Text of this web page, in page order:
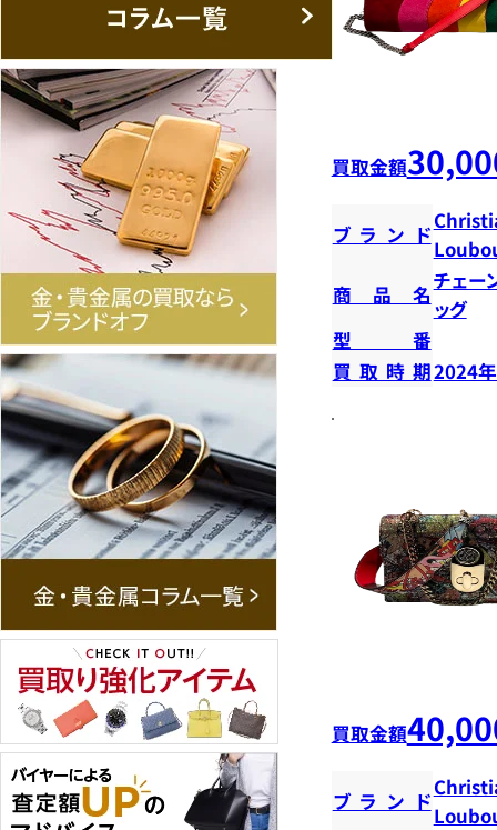
買取金額
ブランド
商品名
チェー
ッグ
型番
買取時期2024
買取金額
ブランド